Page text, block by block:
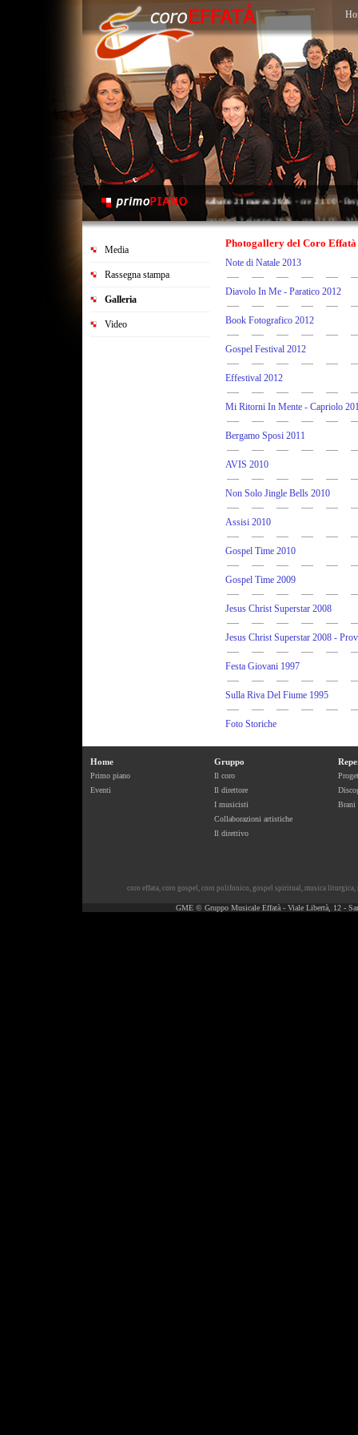
sabato 21 marzo 2026 - ore 21.00 -
martedì 2 giugno 2026
- ore 21.00 -
Media
Rassegna stampa
Galleria
Video
Photogallery del Coro Effatà
Note di Natale 2013
Diavolo In Me - Paratico 2012
Book Fotografico 2012
Gospel Festival 2012
Effestival 2012
Mi Ritorni In Mente - Capriolo
Bergamo Sposi 2011
AVIS 2010
Non Solo Jingle Bells 2010
Assisi 2010
Gospel Time 2010
Gospel Time 2009
Jesus Christ Superstar 2008
Jesus Christ Superstar 2008 -
Festa Giovani 1997
Sulla Riva Del Fiume 1995
Foto Storiche
Home
Primo piano
Eventi
Gruppo
Il coro
Il direttore
I musicisti
Collaborazioni artistiche
Il direttivo
Brani
coro effata, coro gospel , coro polifonico, gospel spiritual , musica liturgica,
GME © Gruppo Musicale Effatà - Viale Libertà, 12 -